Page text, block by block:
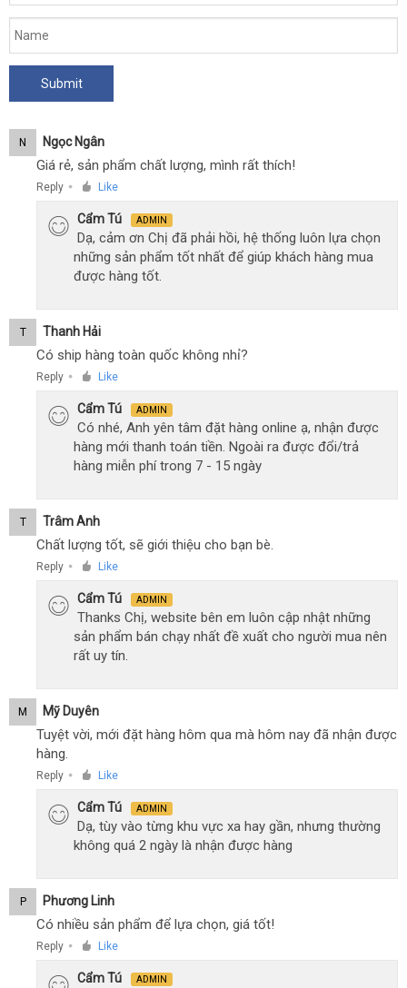
N Ngọc Ngân
Giá rẻ, sản phẩm chất lượng, mình rất thích!
Reply ● Like
Cẩm Tú ADMIN
Dạ, cảm ơn Chị đã phải hồi, hệ thống luôn lựa chọn
những sản phẩm tốt nhất để giúp khách hàng mua
được hàng tốt.
T Thanh Hải
Có ship hàng toàn quốc không nhỉ?
Reply ● Like
Cẩm Tú ADMIN
Có nhé, Anh yên tâm đặt hàng online ạ, nhận được
hàng mới thanh toán tiền. Ngoài ra được đổi/trả
hàng miễn phí trong 7 - 15 ngày
T Trâm Anh
Chất lượng tốt, sẽ giới thiệu cho bạn bè.
Reply ● Like
Cẩm Tú ADMIN
Thanks Chị, website bên em luôn cập nhật những
sản phẩm bán chạy nhất đề xuất cho người mua nên
rất uy tín.
M Mỹ Duyên
Tuyệt vời, mới đặt hàng hôm qua mà hôm nay đã nhận được
hàng.
Reply ● Like
Cẩm Tú ADMIN
Dạ, tùy vào từng khu vực xa hay gần, nhưng thường
không quá 2 ngày là nhận được hàng
P Phương Linh
Có nhiều sản phẩm để lựa chọn, giá tốt!
Reply ● Like
Cẩm Tú ADMIN